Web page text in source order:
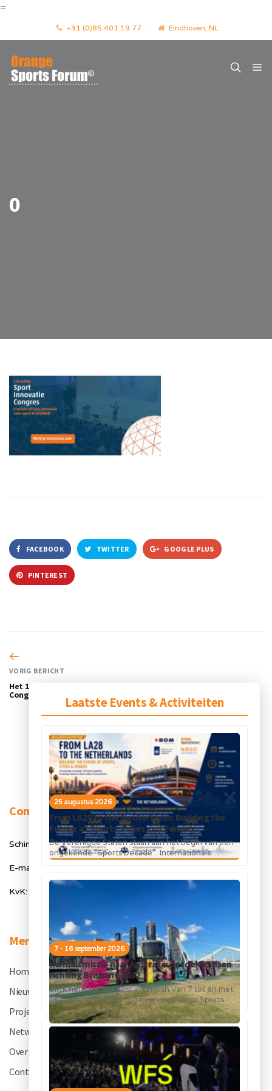
Laatste Events & Activiteiten
25 augustus 2026
From LA28 to the Netherlands: Building the
Future of Sports, Cities and Venues
De Verenigde Staten staan aan het begin van een
ongekende “Sports Decade”. Internationale
topsportevenementen en grote investeringen in
7 - 16 september 2026
Handelsmissie naar Australië: ontdek kansen
richting Brisbane 2032
Click here for the post in English Van 7 tot en met
16 september 2026 organiseert Orange Sports
Forum in...
=
+31 (0)85 401 19 77 Eindhoven, NL
0
FACEBOOK TWITTER GOOGLE PLUS
PINTEREST
VORIG BERICHT
Het 17de Sport Innovatie
Congres, 18 november
Contact
Schimmelt 40, 5611 ZX Eindhoven
E-mail: info@orangesportsforum.com
KvK: 50334905
Menu
Home
Nieuws
Projecten
Netwerk
Over OSF
Contact